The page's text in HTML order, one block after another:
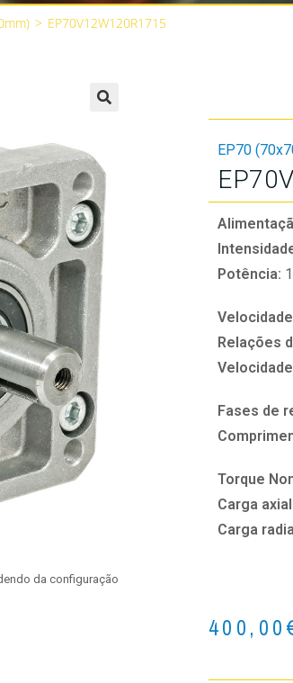
> EP70V12W120R1715
da configuração
EP70
Potência:
Relações
Fases de
Torque
Carga
Carga
400,00